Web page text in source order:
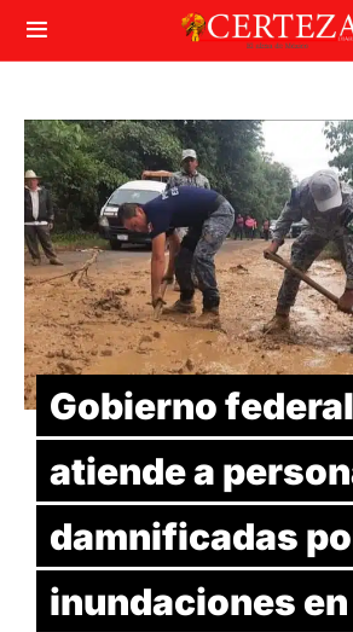
Gobierno federal
atiende a
damnificadas
inundaciones